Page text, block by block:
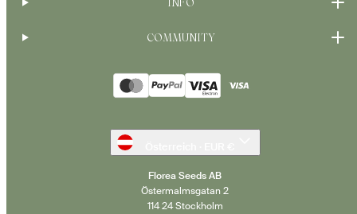
COMMUNITY
Zahlungsarten
Florea Seeds AB
Östermalmsgatan 2
114 24 Stockholm